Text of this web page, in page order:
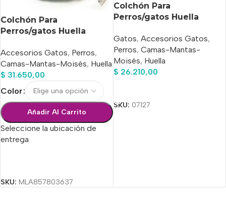
Colchón Para
Perros/gatos Huella
Accesorios Gatos, Perros,
Camas-Mantas-Moisés, Huella
$ 31.650,00
Color
Añadir Al Carrito
Seleccione la ubicación de
entrega
SKU: MLA857803637
Colchón Para
Perros/gatos Huella
Gatos, Accesorios Gatos,
Perros, Camas-Mantas-
Moisés, Huella
$ 26.210,00
SKU: 07127